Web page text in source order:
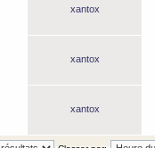
xantox
xantox
xantox